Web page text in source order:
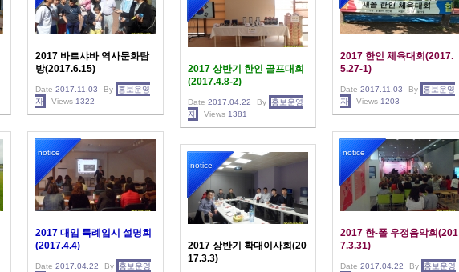
2017 바르샤바 역사문화탐
방(2017.6.15)
Date 2017.11.03 By
홍보운영
자
Views 1322
2017 한인 체육대회(2017.
5.27-1)
Date 2017.11.03 By
홍보운영
자
Views 1203
2017 상반기 한인 골프대회
(2017.4.8-2)
Date 2017.04.22 By
홍보운영
자
Views 1381
notice
2017 대입 특례입시 설명회
(2017.4.4)
Date 2017.04.22 By
홍보운영
notice
2017 한-폴 우정음악회(201
7.3.31)
Date 2017.04.22 By
홍보운영
notice
2017 상반기 확대이사회(20
17.3.3)